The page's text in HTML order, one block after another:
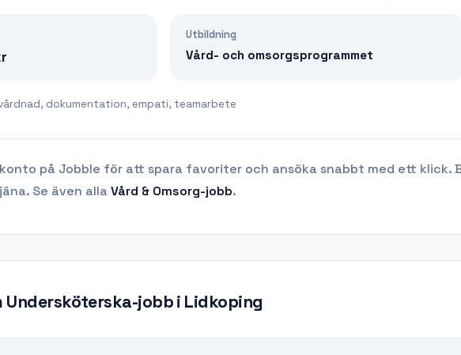
Utbildning
Vård- och omsorgsprogrammet
dokumentation, empati, teamarbete
på Jobble för att spara favoriter och ansöka snabbt med ett klick.
Se även alla Vård & Omsorg-jobb.
Undersköterska-jobbi Lidkoping